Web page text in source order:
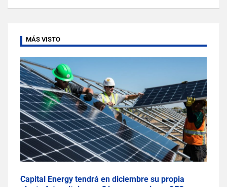
MÁS VISTO
Capital Energy tendrá en diciembre su propia